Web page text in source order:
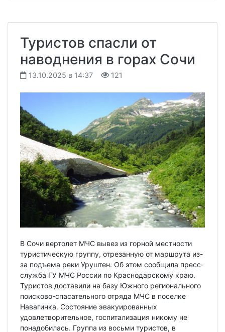
Туристов спасли от
наводнения в горах Сочи
13.10.2025 в 14:37 121
В Сочи вертолет МЧС вывез из горной местности
туристическую группу, отрезанную от маршрута из-
за подъема реки Уруштен. Об этом сообщила пресс-
служба ГУ МЧС России по Краснодарскому краю.
Туристов доставили на базу Южного регионального
поисково-спасательного отряда МЧС в поселке
Навагинка. Состояние эвакуированных
удовлетворительное, госпитализация никому не
понадобилась. Группа из восьми туристов, в